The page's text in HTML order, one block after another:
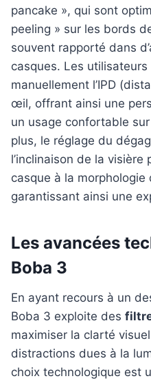
pancake », qui sont
peeling » sur les bords
souvent rapporté dans
casques. Les
manuellement l’IPD
œil, offrant ainsi une
un usage confortable
plus, le réglage du
l’inclinaison de la visière
casque à la
garantissant ainsi une
Les avancées
Boba 3
En ayant recours à un
Boba 3 exploite des
maximiser la clarté
distractions dues à la
choix technologique est